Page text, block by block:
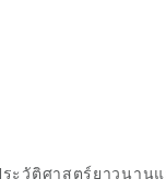
วัติศาสตร์ยาวนาน